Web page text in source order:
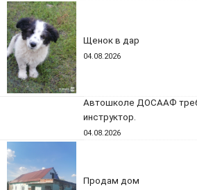
Щенок в дар
04.08.2026
Автошколе ДОСААФ
инструктор.
04.08.2026
Продам дом